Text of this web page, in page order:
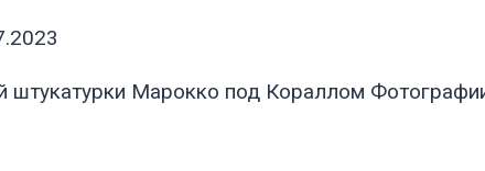
штукатурки Марокко под Кораллом